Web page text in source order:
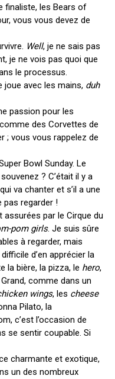
finaliste, les Bears of
vous vous devez de
Well, je ne sais pas
je ne vois pas quoi que
le processus.
joue avec les mains, duh
passion pour les
des Corvettes de
; vous vous rappelez de
Bowl Sunday. Le
? C’était il y a
va chanter et s’il a une
pas regarder !
par le Cirque du
pom girls. Je suis sûre
à regarder, mais
d’en apprécier la
la bière, la pizza, le hero,
comme dans un
wings, les cheese
Pilato, la
c’est l’occasion de
se sentir coupable. Si
charmante et exotique,
un des nombreux